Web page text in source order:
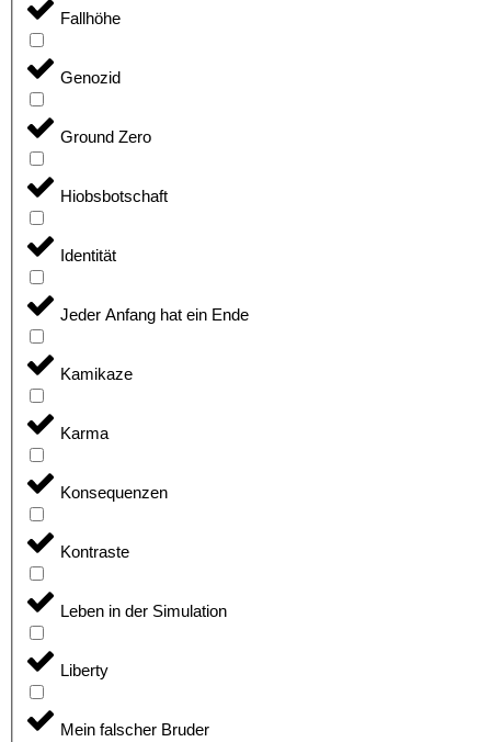
Fallhöhe
Genozid
Ground Zero
Hiobsbotschaft
Identität
Jeder Anfang hat ein Ende
Kamikaze
Karma
Konsequenzen
Kontraste
Leben in der Simulation
Liberty
Mein falscher Bruder